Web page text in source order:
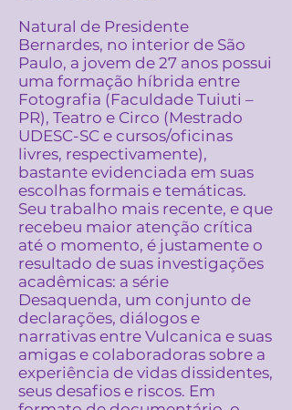
Natural de Presidente
Bernardes, no interior de São
Paulo, a jovem de 27 anos possui
uma formação híbrida entre
Fotografia (Faculdade Tuiuti –
PR), Teatro e Circo (Mestrado
UDESC-SC e cursos/oficinas
livres, respectivamente),
bastante evidenciada em suas
escolhas formais e temáticas.
Seu trabalho mais recente, e que
recebeu maior atenção crítica
até o momento, é justamente o
resultado de suas investigações
acadêmicas: a série
Desaquenda, um conjunto de
declarações, diálogos e
narrativas entre Vulcanica e suas
amigas e colaboradoras sobre a
experiência de vidas dissidentes,
seus desafios e riscos. Em